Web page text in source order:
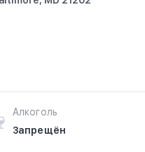
Алкоголь
Запрещён